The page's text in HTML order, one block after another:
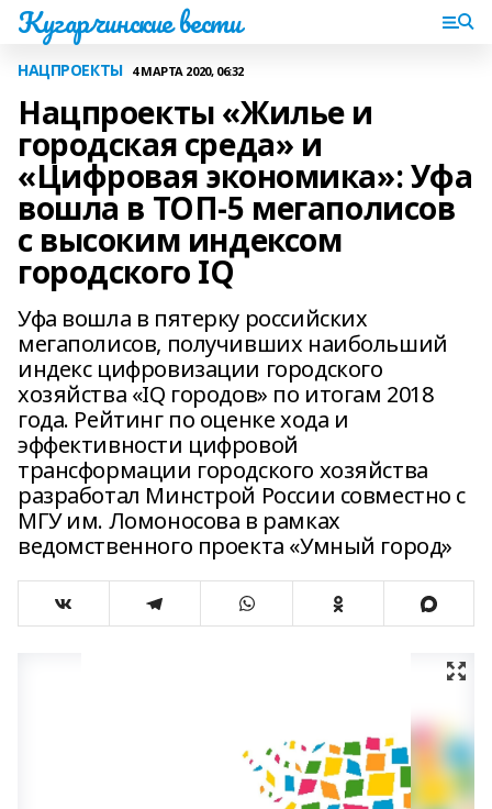
Кугарчинские вести
НАЦПРОЕКТЫ 4 МАРТА 2020, 06:32
Нацпроекты «Жилье и
городская среда» и
«Цифровая экономика»: Уфа
вошла в ТОП-5 мегаполисов
с высоким индексом
городского IQ
Уфа вошла в пятерку российских
мегаполисов, получивших наибольший
индекс цифровизации городского
хозяйства «IQ городов» по итогам 2018
года. Рейтинг по оценке хода и
эффективности цифровой
трансформации городского хозяйства
разработал Минстрой России совместно с
МГУ им. Ломоносова в рамках
ведомственного проекта «Умный город»